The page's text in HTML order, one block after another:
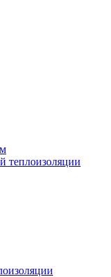
теплоизоляции